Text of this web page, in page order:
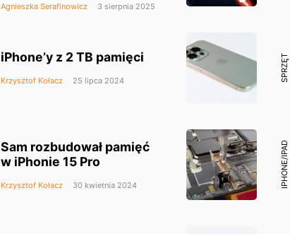
Agnieszka Serafinowicz 3 sierpnia 2025
iPhone’y z 2 TB pamięci
Krzysztof Kołacz 25 lipca 2024 SPRZĘT
Sam rozbudował pamięć
w iPhonie 15 Pro
Krzysztof Kołacz 30 kwietnia 2024 IPHONE/IPAD